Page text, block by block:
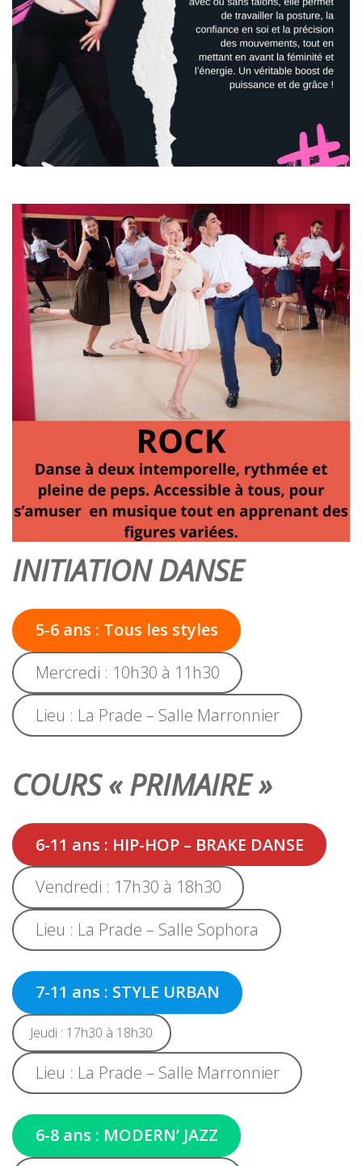
INITIATION DANSE
5-6 ans : Tous les styles
Mercredi : 10h30 à 11h30
Lieu : La Prade – Salle Marronnier
COURS « PRIMAIRE »
6-11 ans : HIP-HOP – BRAKE DANSE
Vendredi : 17h30 à 18h30
Lieu : La Prade – Salle Sophora
7-11 ans : STYLE URBAN
Jeudi : 17h30 à 18h30
Lieu : La Prade – Salle Marronnier
6-8 ans : MODERN’ JAZZ